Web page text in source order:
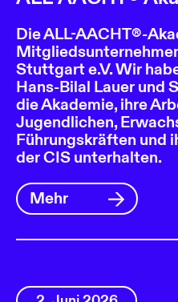
Die ALL-AACHT®-
Stuttgart e.V. Wir
Hans-Bilal Lauer und
die Akademie, ihre
Jugendlichen,
Führungskräften und
der CIS unterhalten.
Mehr